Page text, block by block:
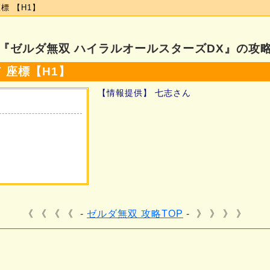
ゼルダ無双 ハイラルオールスターズDX』の攻
標【H1】
【情報提供】 七志さん
《 《 《 ゼルダ無双 攻略TOP 》 》 》
【H1】